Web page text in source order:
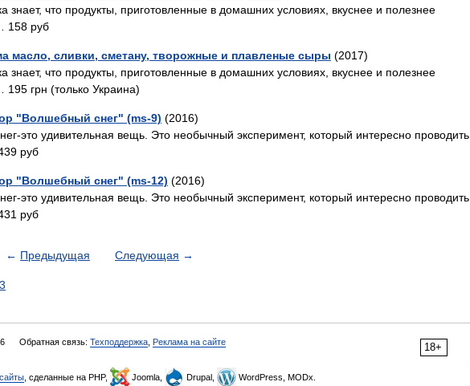
знает, что продукты, приготовленные в домашних условиях, вкуснее и полезнее
158 руб
масло, сливки, сметану, творожные и плавленые сыры (2017)
знает, что продукты, приготовленные в домашних условиях, вкуснее и полезнее
195 грн (только Украина)
"Волшебный снег" (ms-9) (2016)
это удивительная вещь. Это необычный эксперимент, который интересно проводить
руб
"Волшебный снег" (ms-12) (2016)
это удивительная вещь. Это необычный эксперимент, который интересно проводить
руб
← Предыдущая Следующая →
3
18+
Обратная связь: Техподдержка Реклама на сайте
, сделанные на PHP, Joomla, Drupal, WordPress, MODx.